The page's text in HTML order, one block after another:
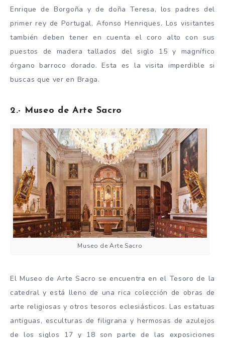
Enrique de Borgoña y de doña Teresa, los padres del
primer rey de Portugal, Afonso Henriques. Los visitantes
también deben tener en cuenta el coro alto con sus
puestos de madera tallados del siglo 15 y magnífico
órgano barroco dorado. Esta es la visita imperdible si
buscas que ver en Braga.
2.- Museo de Arte Sacro
Museo de Arte Sacro
El Museo de Arte Sacro se encuentra en el Tesoro de la
catedral y está lleno de una rica colección de obras de
arte religiosas y otros tesoros eclesiásticos. Las estatuas
antiguas, esculturas de filigrana y hermosas de azulejos
de los siglos 17 y 18 son parte de las exposiciones